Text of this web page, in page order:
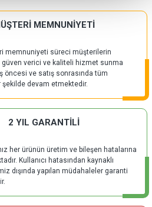
MEMNUNİYETİ
memnuniyeti süreci müşterilerin
güven verici ve kaliteli hizmet sunma
öncesi ve satış sonrasında tüm
devam etmektedir.
2 YIL GARANTİLİ
her ürünün üretim ve bileşen hatalarına
Kullanıcı hatasından kaynaklı
dışında yapılan müdahaleler garanti